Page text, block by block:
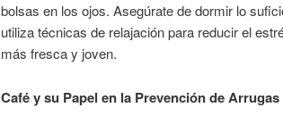
bolsas en los ojos. Asegúrate de dormir lo
utiliza técnicas de relajación para reducir el
más fresca y joven.
Café y su Papel en la Prevención de Arrugas